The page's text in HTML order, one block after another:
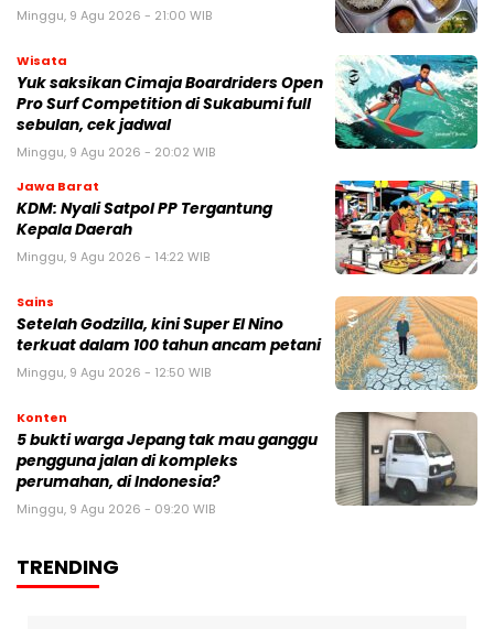
Minggu, 9 Agu 2026 - 21:00 WIB
Wisata
Yuk saksikan Cimaja Boardriders Open
Pro Surf Competition di Sukabumi full
sebulan, cek jadwal
Minggu, 9 Agu 2026 - 20:02 WIB
Jawa Barat
KDM: Nyali Satpol PP Tergantung
Kepala Daerah
Minggu, 9 Agu 2026 - 14:22 WIB
Sains
Setelah Godzilla, kini Super El Nino
terkuat dalam 100 tahun ancam petani
Minggu, 9 Agu 2026 - 12:50 WIB
Konten
5 bukti warga Jepang tak mau ganggu
pengguna jalan di kompleks
perumahan, di Indonesia?
Minggu, 9 Agu 2026 - 09:20 WIB
TRENDING